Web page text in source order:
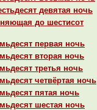
девятая ночь
до шестисот
первая ночь
втоpaя ночь
третья ночь
четвёртая ночь
пятая ночь
шестая ночь